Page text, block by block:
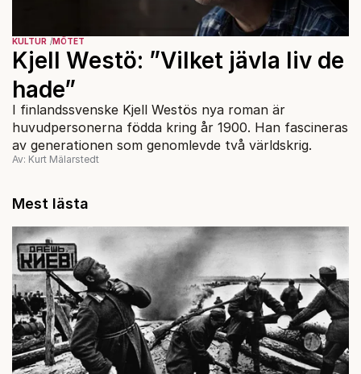
KULTUR MÖTET
Kjell Westö: ”Vilket jävla liv de
hade”
I finlandssvenske Kjell Westös nya roman är
huvudpersonerna födda kring år 1900. Han fascineras
av generationen som genomlevde två världskrig.
Av: Kurt Mälarstedt
Mest lästa